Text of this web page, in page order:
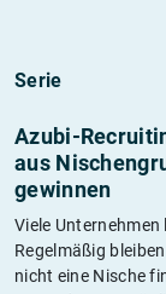
Serie
Azubi-
aus
gewinnen
Viele
Regelmäßig
nicht eine Nische